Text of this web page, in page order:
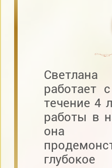
Светлана
работает
течение 4
работы в
она